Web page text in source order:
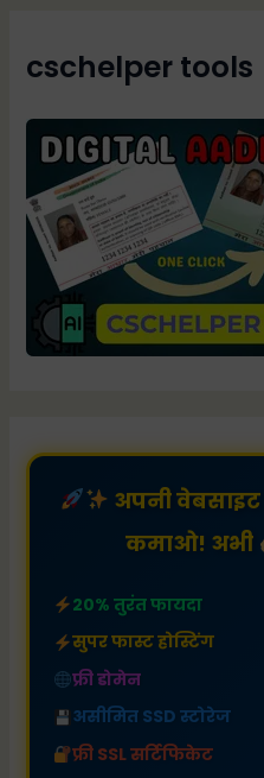
cschelper tools
अपनी
कमाओ! अभी
20% तुरंत फायदा
सुपर फास्ट होस्टिंग
फ्री डोमेन
असीमित SSD स्टोरेज
फ्री SSL सर्टिफिकेट